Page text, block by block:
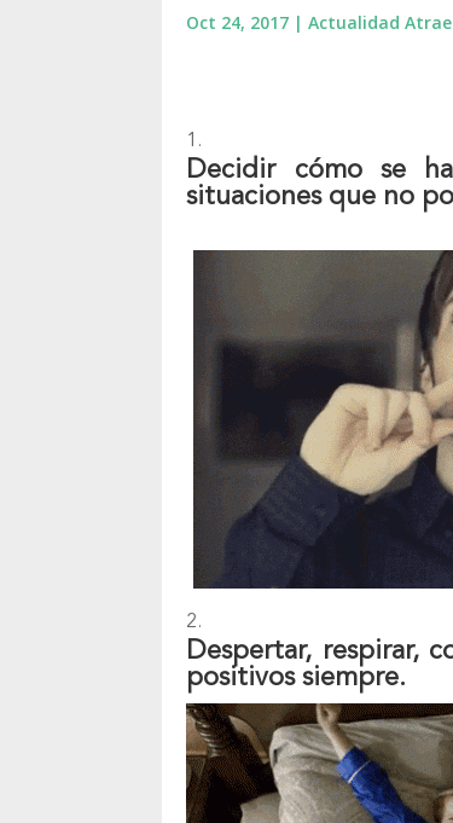
Oct 24, 2017 |Actualidad Atrae
Decidir cómo se
situaciones que no
Despertar, respirar,
positivos siempre.